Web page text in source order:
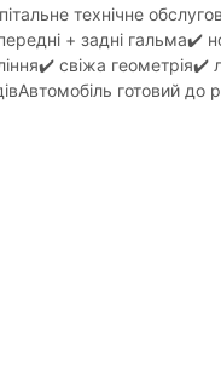
технічне
+ задні гальма✔️
свіжа
готовий до